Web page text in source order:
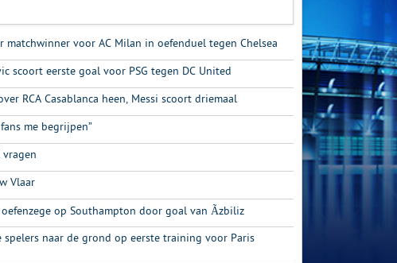
matchwinner voor AC Milan in oefenduel tegen Chelsea
scoort eerste goal voor PSG tegen DC United
RCA Casablanca heen, Messi scoort driemaal
me begrijpen”
Vlaar
op Southampton door goal van Ãzbiliz
naar de grond op eerste training voor Paris